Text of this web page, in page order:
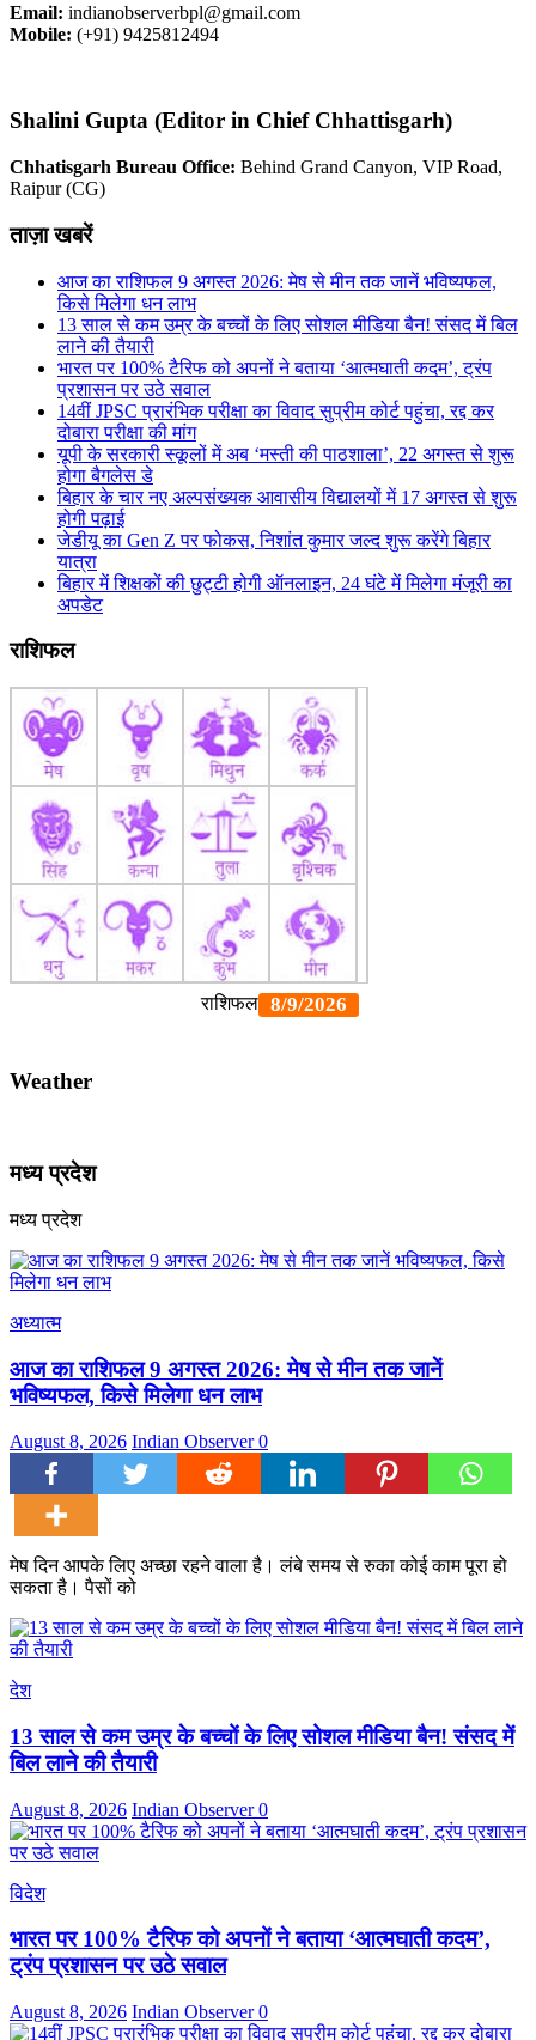
Email: indianobserverbpl@gmail.com
Mobile: (+91) 9425812494
Shalini Gupta (Editor in Chief Chhattisgarh)
Chhatisgarh Bureau Office: Behind Grand Canyon, VIP Road,
Raipur (CG)
ताज़ा खबरें
आज का राशिफल 9 अगस्त 2026: मेष से मीन तक जानें भविष्यफल,
किसे मिलेगा धन लाभ
13 साल से कम उम्र के बच्चों के लिए सोशल मीडिया बैन! संसद में बिल
लाने की तैयारी
भारत पर 100% टैरिफ को अपनों ने बताया ‘आत्मघाती कदम’, ट्रंप
प्रशासन पर उठे सवाल
14वीं JPSC प्रारंभिक परीक्षा का विवाद सुप्रीम कोर्ट पहुंचा, रद्द कर
दोबारा परीक्षा की मांग
यूपी के सरकारी स्कूलों में अब ‘मस्ती की पाठशाला’, 22 अगस्त से शुरू
होगा बैगलेस डे
बिहार के चार नए अल्पसंख्यक आवासीय विद्यालयों में 17 अगस्त से शुरू
होगी पढ़ाई
जेडीयू का Gen Z पर फोकस, निशांत कुमार जल्द शुरू करेंगे बिहार
यात्रा
बिहार में शिक्षकों की छुट्टी होगी ऑनलाइन, 24 घंटे में मिलेगा मंजूरी का
अपडेट
राशिफल
Weather
मध्य प्रदेश
मध्य प्रदेश
अध्यात्म
आज का राशिफल 9 अगस्त 2026: मेष से मीन तक जानें
भविष्यफल, किसे मिलेगा धन लाभ
August 8, 2026 Indian Observer0
मेष दिन आपके लिए अच्छा रहने वाला है। लंबे समय से रुका कोई काम पूरा हो
सकता है। पैसों को
देश
13 साल से कम उम्र के बच्चों के लिए सोशल मीडिया बैन! संसद में
बिल लाने की तैयारी
August 8, 2026 Indian Observer0
विदेश
भारत पर 100% टैरिफ को अपनों ने बताया ‘आत्मघाती कदम’,
ट्रंप प्रशासन पर उठे सवाल
August 8, 2026 Indian Observer0